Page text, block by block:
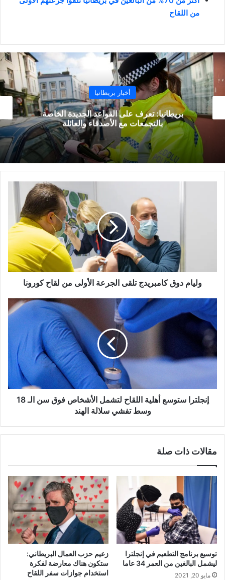
من اللقاح
أخبار بريطانيا
خبراء: إنجلترا في وضع قوي للمضي قدماً في تخفيف
الإغلاق
كورونا
وليام دوق كامبريدج تلقى الجرعة الأولى من لقاح كورونا
إنجلترا
ستوسع
أهلية
اللقاح
لتشمل
الأشخاص
الـ
إنجلترا ستوسع أهلية اللقاح لتشمل الأشخاص فوق سن الـ 18
وسط تفشي سلالة الهند
مقالات ذات صلة
توسيع برنامج التطعيم في إنجلترا
ليشمل البالغين من العمر 34 عاما
مايو 20, 2021
زعيم حزب العمال البريطاني:
ستكون هناك معارضة لفكرة
استخدام جوازات سفر اللقاح